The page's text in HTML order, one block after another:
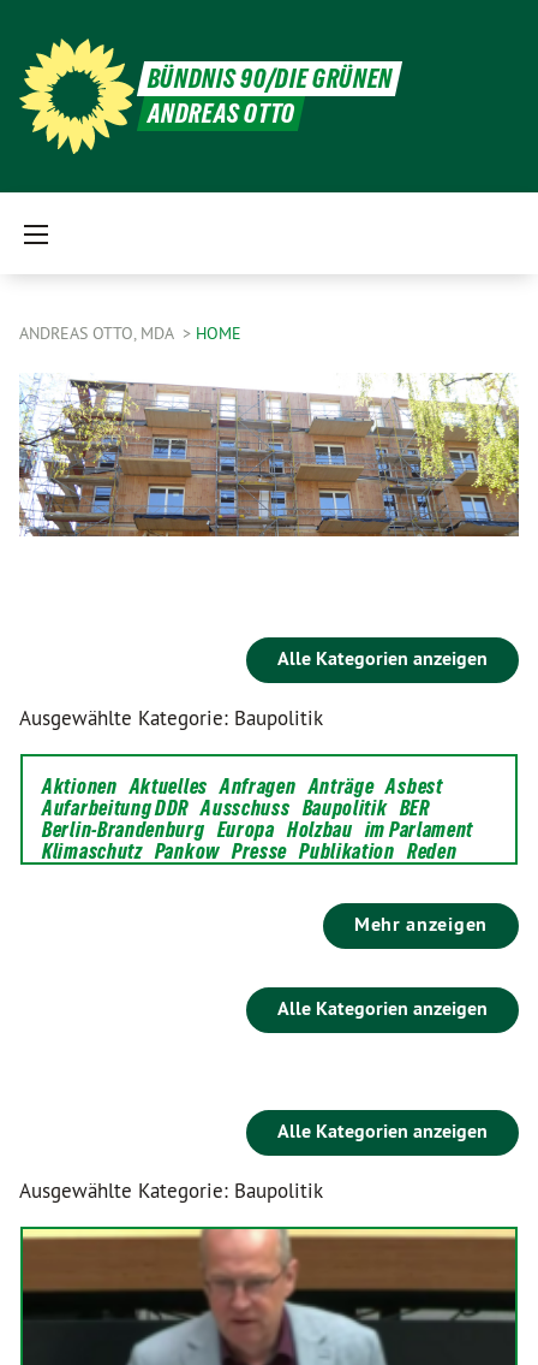
BÜNDNIS 90/DIE GRÜNEN
ANDREAS OTTO
ANDREAS OTTO, MDA HOME
Alle Kategorien anzeigen
Ausgewählte Kategorie: Baupolitik
Aktionen Aktuelles Anfragen Anträge Asbest
Aufarbeitung DDR Ausschuss Baupolitik BER
Berlin-Brandenburg Europa Holzbau im Parlament
Klimaschutz Pankow Presse Publikation Reden
Mehr anzeigen
Alle Kategorien anzeigen
Alle Kategorien anzeigen
Ausgewählte Kategorie: Baupolitik